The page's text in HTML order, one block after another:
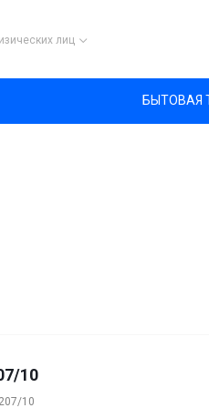
лиц
БЫТОВАЯ
10
10